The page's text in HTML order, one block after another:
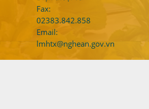
Fax:
02383.842.858
Email:
lmhtx@nghean.gov.vn